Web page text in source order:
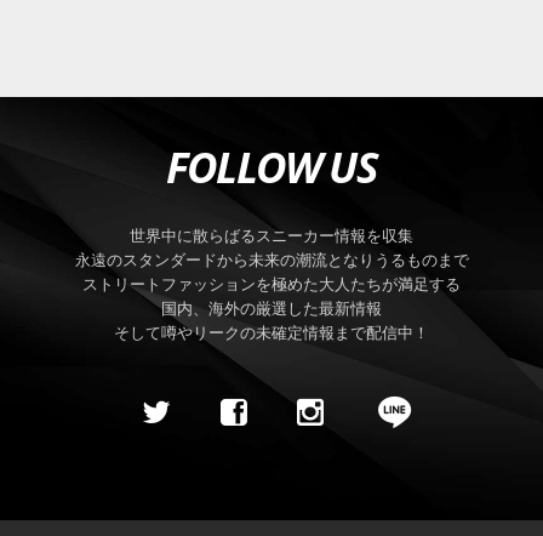
FOLLOW US
世界中に散らばるスニーカー情報を収集
永遠のスタンダードから未来の潮流となりうるものまで
ストリートファッションを極めた大人たちが満足する
国内、海外の厳選した最新情報
そして噂やリークの未確定情報まで配信中！